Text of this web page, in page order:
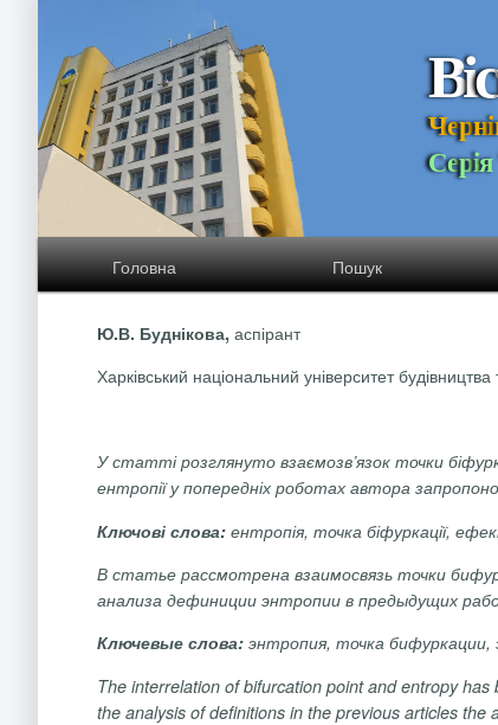
Віс
Черні
Серія
Головна Пошук
Ю.В. Буднікова, аспірант
Харківський національний університет
У статті розглянуто взаємозв’язок точки
ентропії у попередніх роботах автора
Ключові слова: ентропія, точка біфуркації,
В статье рассмотрена взаимосвязь точки
анализа дефиниции энтропии в предыдущих
Ключевые слова: энтропия, точка бифуркации,
The interrelation of bifurcation point and entropy has
the analysis of definitions in the previous articles the